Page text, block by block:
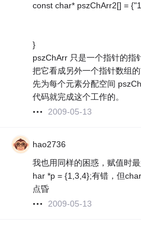
const char* pszChArr2[] =
}
pszChArr 只是一个指针的指
把它看成另外一个指针数组
先为每个元素分配空间
代码就完成这个工作的。
2009-05-13
hao2736
我也用同样的困惑，赋值时
har *p = {1,3,4};有错，但
点昏
2009-05-13